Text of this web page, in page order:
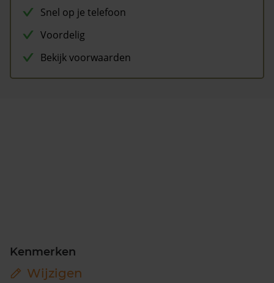
Snel op je telefoon
Voordelig
Bekijk voorwaarden
Kenmerken
Wijzigen